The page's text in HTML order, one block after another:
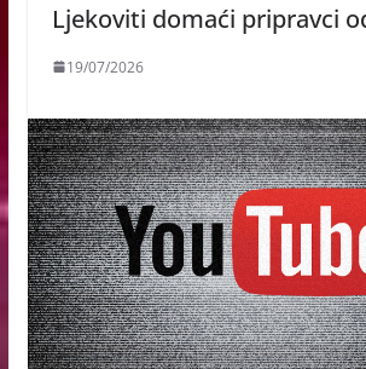
Ljekoviti domaći pripravci
19/07/2026